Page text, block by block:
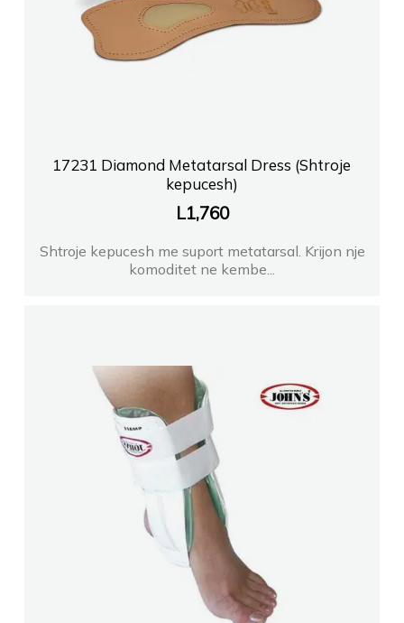
17231 Diamond Metatarsal Dress (Shtroje
kepucesh)
L1,760
Shtroje kepucesh me suport metatarsal. Krijon nje
komoditet ne kembe...